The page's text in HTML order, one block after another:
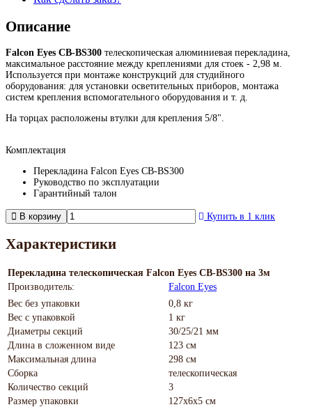
Описание
Falcon Eyes CB-BS300 телескопическая алюминиевая перекладина,
максимальное расстояние между креплениями для стоек - 2,98 м.
Используется при монтаже конструкций для студийного
оборудования: для установки осветительных приборов, монтажа
систем крепления вспомогательного оборудования и т. д.
На торцах расположены втулки для крепления 5/8".
Комплектация
Перекладина Falcon Eyes CB-BS300
Руководство по эксплуатации
Гарантийный талон
В корзину Купить в 1 клик
Характеристики
Перекладина телескопическая Falcon Eyes CB-BS300 на 3м
Производитель:
Falcon Eyes
Вес без упаковки
0,8 кг
Вес с упаковкой
1 кг
Диаметры секций
30/25/21 мм
Длина в сложенном виде
123 см
Максимальная длина
298 см
Сборка
телескопическая
Количество секций
3
Размер упаковки
127х6х5 см